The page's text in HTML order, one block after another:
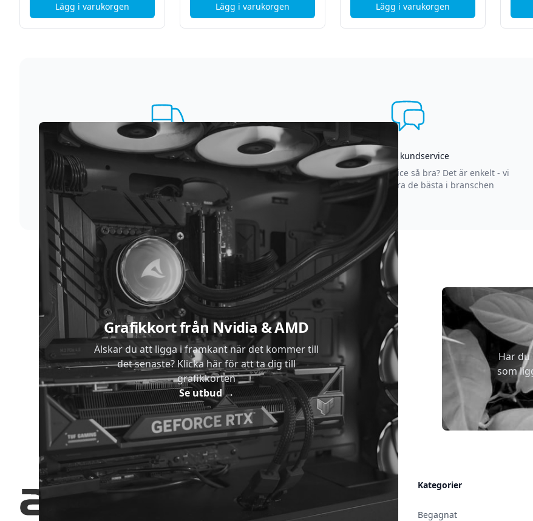
Lägg i varukorgen, Nedis Laddningsbar luftkompressor - Dunlop ventil - Bil/motorcykel/cykel/boll - Lufttrycksmätare
Lägg i varukorgen, CTEK MXS5.0 - Laddare till Elbil -12V 5A charger 1.2-110Ah
Lägg i varukorgen, Noco Startbooster GB40 12V
Supersnabb leverans
Vi förstår att du inte vill vänta. Därför packar och
skickar vi dina varor med blixtens hastighet
Asgrym kundservice
Varför är vår kundservice så bra? Det är enkelt - vi
strävar efter att vara de bästa i branschen
Grafikkort från Nvidia & AMD
Älskar du att ligga i framkant när det kommer till
det senaste? Klicka här för att ta dig till
grafikkorten
Se utbud→
Har
som
Kontakt & Öppettider
Kategorier
Begagnat